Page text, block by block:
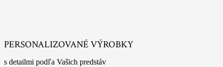
PERSONALIZOVANÉ VÝROBKY
s detailmi podľa Vašich predstáv